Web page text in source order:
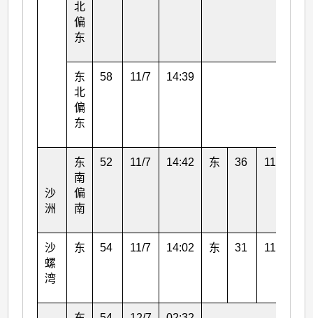
北
偏
东
东
北
偏
东
58 11/7 14:39
沙
洲
东
南
偏
南
52 11/7 14:42 东 36 11/7
沙
螺
湾
东 54 11/7 14:02 东 31 11/7